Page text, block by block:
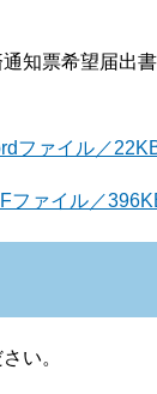
知票希望届出
ファイル／
ファイル／
い。